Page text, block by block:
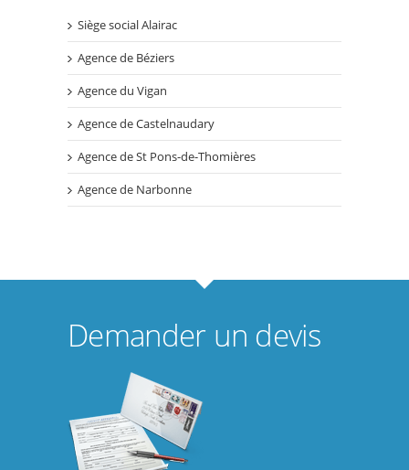
Siège social Alairac
Agence de Béziers
Agence du Vigan
Agence de Castelnaudary
Agence de St Pons-de-Thomières
Agence de Narbonne
Demander un devis